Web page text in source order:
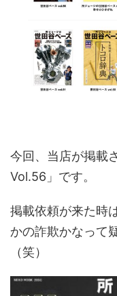
今回、当店が掲載
Vol.56」です。
掲載依頼が来た時
かの詐欺かなって
（笑）